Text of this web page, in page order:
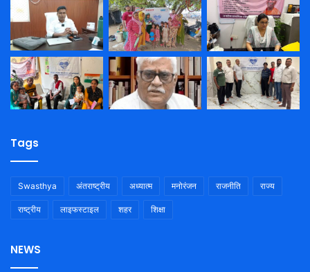
Tags
Swasthya अंतराष्ट्रीय अध्यात्म मनोरंजन राजनीति राज्य
राष्ट्रीय लाइफस्टाइल शहर शिक्षा
NEWS